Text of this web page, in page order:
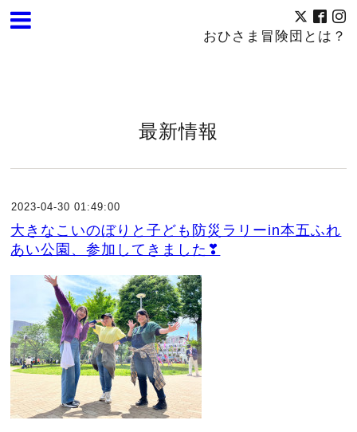
おひさま冒険団とは？
最新情報
2023-04-30 01:49:00
大きなこいのぼりと子ども防災ラリーin本五ふれ
あい公園、参加してきました❣